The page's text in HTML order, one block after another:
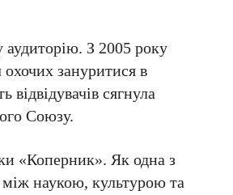
З 2005 року
зануритися в
сягнула
Союзу.
«Коперник». Як одна з
між наукою, культурою та